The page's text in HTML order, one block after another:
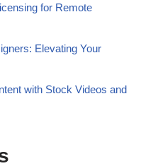
for Remote
Elevating Your
with Stock Videos and